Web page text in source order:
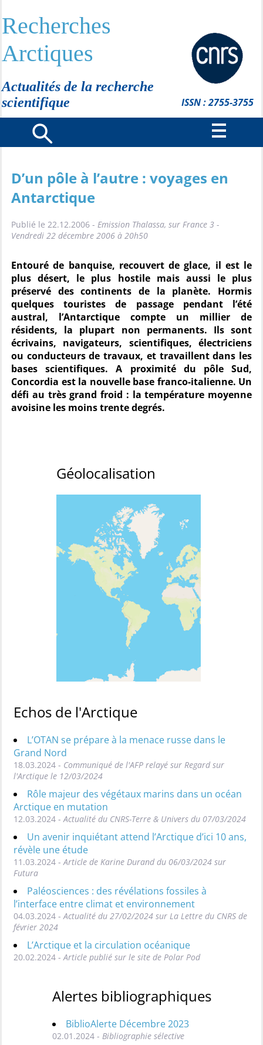
Recherches
Arctiques
Actualités de la recherche
scientifique
ISSN : 2755-3755
D’un pôle à l’autre : voyages en
Antarctique
Publié le 22.12.2006 - Emission Thalassa, sur France 3 -
Vendredi 22 décembre 2006 à 20h50
Entouré de banquise, recouvert de glace, il est le
plus désert, le plus hostile mais aussi le plus
préservé des continents de la planète. Hormis
quelques touristes de passage pendant l’été
austral, l’Antarctique compte un millier de
résidents, la plupart non permanents. Ils sont
écrivains, navigateurs, scientifiques, électriciens
ou conducteurs de travaux, et travaillent dans les
bases scientifiques. A proximité du pôle Sud,
Concordia est la nouvelle base franco-italienne. Un
défi au très grand froid : la température moyenne
avoisine les moins trente degrés.
Géolocalisation
Echos de l'Arctique
L’OTAN se prépare à la menace russe dans le
Grand Nord
18.03.2024 - Communiqué de l'AFP relayé sur Regard sur
l'Arctique le 12/03/2024
Rôle majeur des végétaux marins dans un océan
Arctique en mutation
12.03.2024 - Actualité du CNRS-Terre & Univers du 07/03/2024
Un avenir inquiétant attend l’Arctique d’ici 10 ans,
révèle une étude
11.03.2024 - Article de Karine Durand du 06/03/2024 sur
Futura
Paléosciences : des révélations fossiles à
l’interface entre climat et environnement
04.03.2024 - Actualité du 27/02/2024 sur La Lettre du CNRS de
février 2024
L’Arctique et la circulation océanique
20.02.2024 - Article publié sur le site de Polar Pod
Alertes bibliographiques
BiblioAlerte Décembre 2023
02.01.2024 - Bibliographie sélective